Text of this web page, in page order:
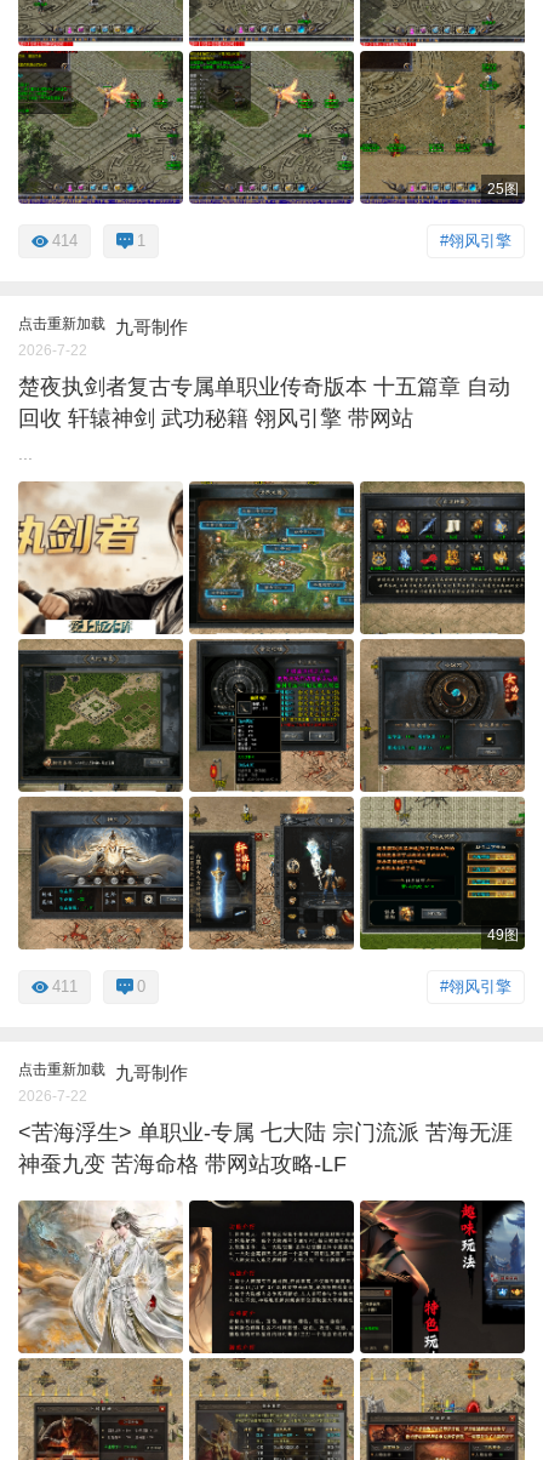
25图
#翎风引擎
414 1
点击重新加载 九哥制作
2026-7-22
楚夜执剑者复古专属单职业传奇版本 十五篇章 自动
回收 轩辕神剑 武功秘籍 翎风引擎 带网站
49图
#翎风引擎
411 0
点击重新加载 九哥制作
2026-7-22
<苦海浮生> 单职业-专属 七大陆 宗门流派 苦海无涯
神蚕九变 苦海命格 带网站攻略-LF